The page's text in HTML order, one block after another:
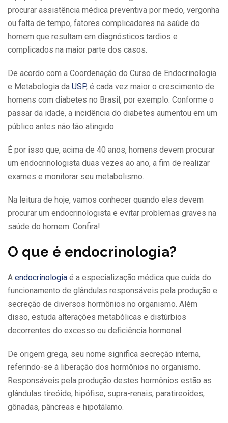
procurar assistência médica preventiva por medo, vergonha
ou falta de tempo, fatores complicadores na saúde do
homem que resultam em diagnósticos tardios e
complicados na maior parte dos casos.
De acordo com a Coordenação do Curso de Endocrinologia
e Metabologia da USP, é cada vez maior o crescimento de
homens com diabetes no Brasil, por exemplo. Conforme o
passar da idade, a incidência do diabetes aumentou em um
público antes não tão atingido.
É por isso que, acima de 40 anos, homens devem procurar
um endocrinologista duas vezes ao ano, a fim de realizar
exames e monitorar seu metabolismo.
Na leitura de hoje, vamos conhecer quando eles devem
procurar um endocrinologista e evitar problemas graves na
saúde do homem. Confira!
O que é endocrinologia?
A endocrinologia é a especialização médica que cuida do
funcionamento de glândulas responsáveis pela produção e
secreção de diversos hormônios no organismo. Além
disso, estuda alterações metabólicas e distúrbios
decorrentes do excesso ou deficiência hormonal.
De origem grega, seu nome significa secreção interna,
referindo-se à liberação dos hormônios no organismo.
Responsáveis pela produção destes hormônios estão as
glândulas tireóide, hipófise, supra-renais, paratireoides,
gônadas, pâncreas e hipotálamo.